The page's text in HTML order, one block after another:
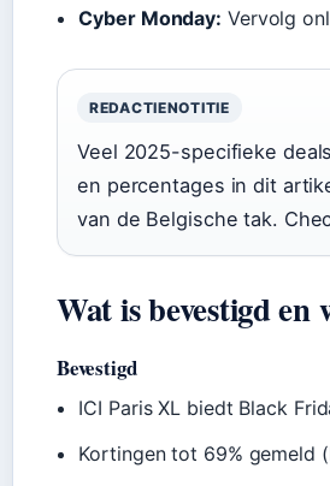
Cyber Monday: Vervolg
REDACTIENOTITIE
Veel 2025-specifieke
en percentages in dit
van de Belgische tak.
Wat is bevestigd en
Bevestigd
ICI Paris XL biedt Black
Kortingen tot 69% gemeld